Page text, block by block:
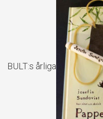
BULT:s årliga